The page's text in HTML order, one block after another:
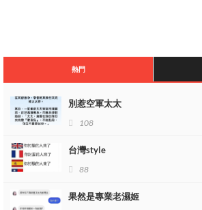
熱門
別惹空軍太太
108
台灣style
88
果然是專業老濕姬